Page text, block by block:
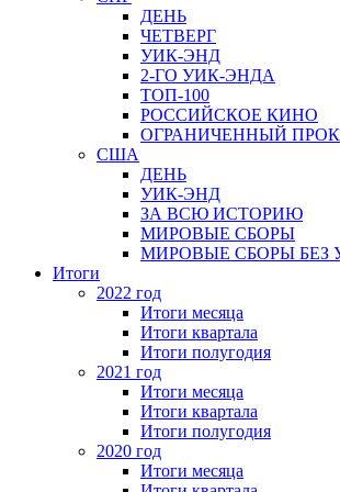
ДЕНЬ
ЧЕТВЕРГ
УИК-ЭНД
2-ГО УИК-ЭНДА
ТОП-100
РОССИЙСКОЕ КИНО
ОГРАНИЧЕННЫЙ
США
ДЕНЬ
УИК-ЭНД
ЗА ВСЮ ИСТОРИЮ
МИРОВЫЕ СБОРЫ
МИРОВЫЕ СБОРЫ БЕЗ
Итоги
2022 год
Итоги месяца
Итоги квартала
Итоги полугодия
2021 год
Итоги месяца
Итоги квартала
Итоги полугодия
2020 год
Итоги месяца